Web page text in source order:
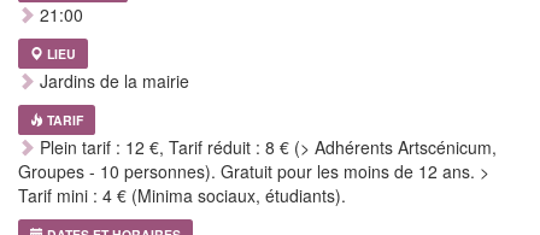
21:00
LIEU
Jardins de la mairie
TARIF
Plein tarif : 12 €, Tarif réduit : 8 € (> Adhérents Artscénicum,
Groupes - 10 personnes). Gratuit pour les moins de 12 ans. >
Tarif mini : 4 € (Minima sociaux, étudiants).